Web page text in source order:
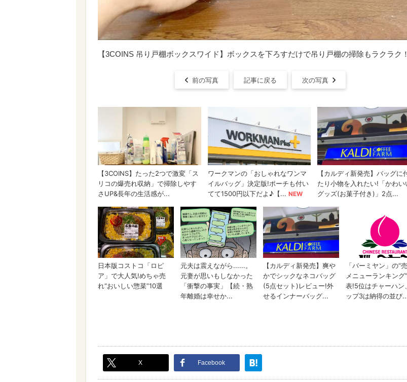
【3COINS 吊り戸棚ボックスワイド】ボックスを下ろすだけで吊り戸棚の掃除もラクラク！
前の写真 記事に戻る 次の写真
X Facebook